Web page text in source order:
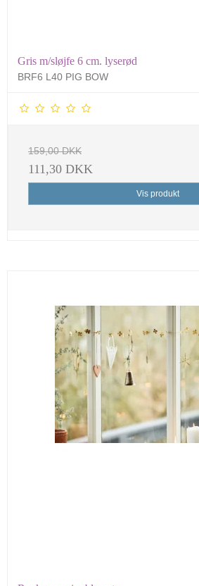
Gris m/sløjfe 6 cm. lyserød
BRF6 L40 PIG BOW
159,00 DKK
111,30 DKK
Vis produkt